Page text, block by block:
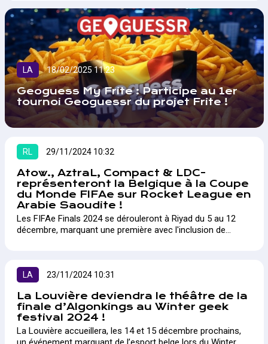
LA 18/02/2025 11:23
Geoguess My Frite : Participe au 1er
tournoi Geoguessr du projet Frite !
RL 29/11/2024 10:32
Atow., AztraL, Compact & LDC-
représenteront la Belgique à la Coupe
du Monde FIFAe sur Rocket League en
Arabie Saoudite !
Les FIFAe Finals 2024 se dérouleront à Riyad du 5 au 12
décembre, marquant une première avec l'inclusion de
de BLVD Riyadh City.
LA 23/11/2024 10:31
La Louvière deviendra le théâtre de la
finale d’Algonkings au Winter geek
festival 2024 !
La Louvière accueillera, les 14 et 15 décembre prochains,